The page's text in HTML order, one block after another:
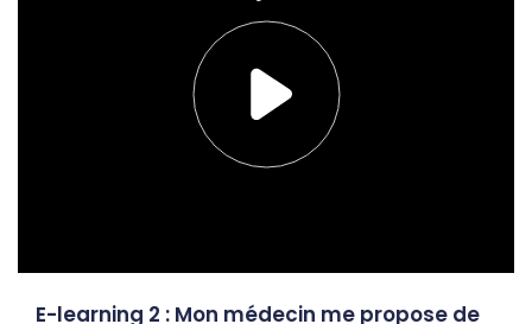
E-learning 2 : Mon médecin me propose de